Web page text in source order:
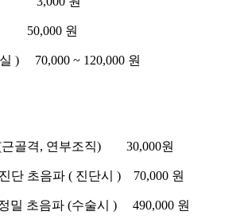
50,000 원
) 70,000 ~ 120,000 원
근골격, 연부조직) 30,000원
단 초음파 ( 진단시 ) 70,000 원
밀 초음파 (수술시 ) 490,000 원